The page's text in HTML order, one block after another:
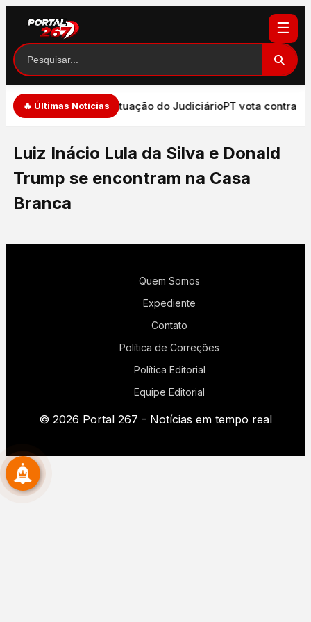
☰
🔥 Últimas Notícias
de expressão e atuação do JudiciárioPT vota contra
Luiz Inácio Lula da Silva e Donald
Trump se encontram na Casa
Branca
Quem Somos
Expediente
Contato
Política de Correções
Política Editorial
Equipe Editorial
© 2026 Portal 267 - Notícias em tempo real